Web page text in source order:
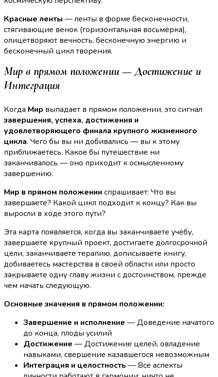
Красные ленты — ленты в форме бесконечности,
стягивающие венок (горизонтальная восьмёрка),
олицетворяют вечность, бесконечную энергию и
бесконечный цикл творения.
Мир в прямом положении — Достижение и
Интеграция
Когда Мир выпадает в прямом положении, это сигнал
завершения, успеха, достижения и
удовлетворяющего финала крупного жизненного
цикла. Чего бы вы ни добивались — вы к этому
приближаетесь. Какое бы путешествие ни
заканчивалось — оно приходит к осмысленному
завершению.
Мир в прямом положении спрашивает: Что вы
завершаете? Какой цикл подходит к концу? Как вы
выросли в ходе этого пути?
Эта карта появляется, когда вы заканчиваете учёбу,
завершаете крупный проект, достигаете долгосрочной
цели, заканчиваете терапию, дописываете книгу,
добиваетесь мастерства в своей области или просто
закрываете одну главу жизни с достоинством, прежде
чем начать следующую.
Основные значения в прямом положении:
Завершение и исполнение — Доведение начатого
до конца, плоды усилий
Достижение — Достижение целей, овладение
навыками, свершение казавшегося невозможным
Интеграция и целостность — Все аспекты